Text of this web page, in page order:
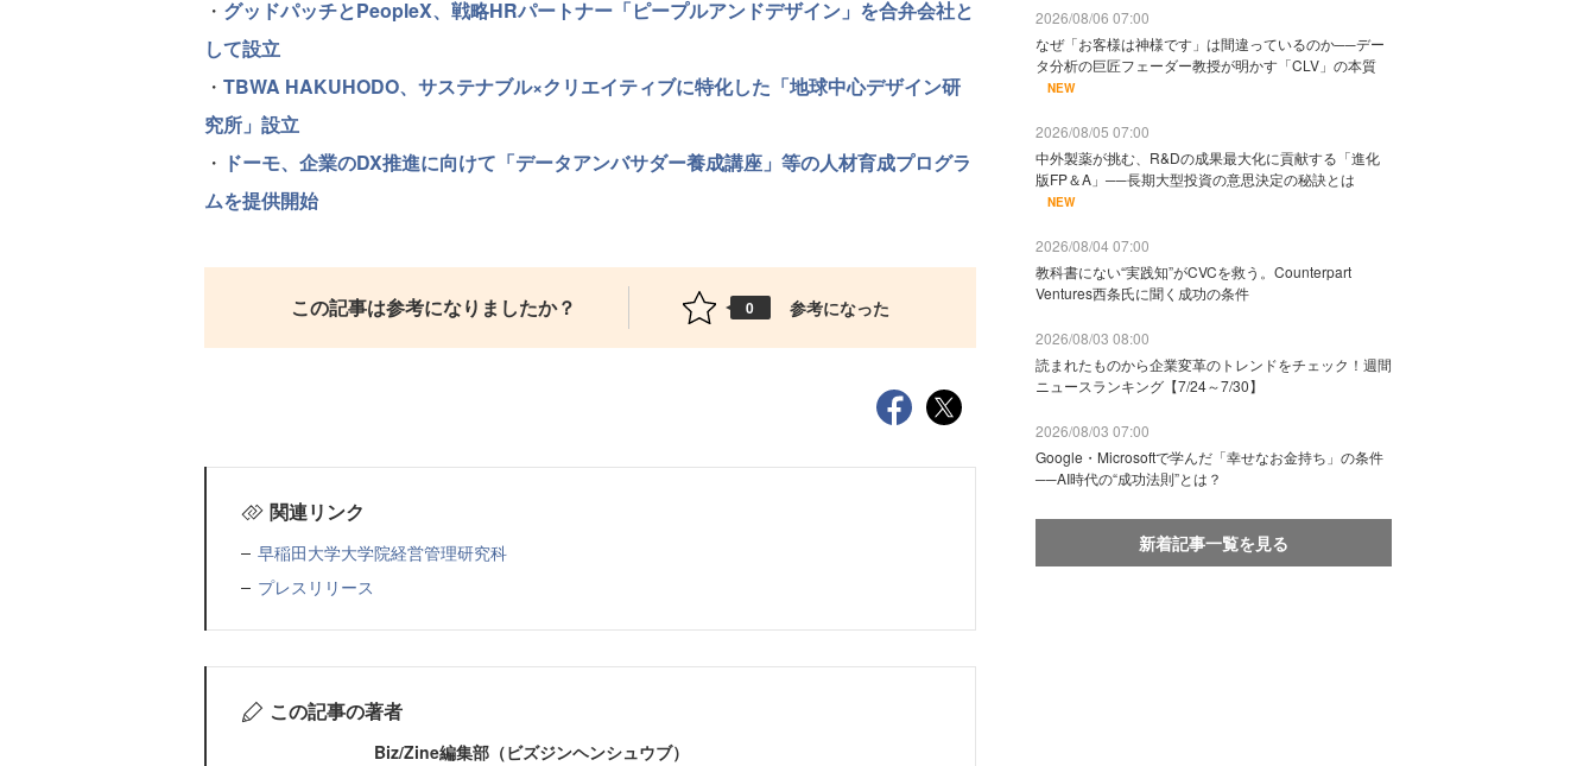
・ グッドパッチとPeopleX、戦略HRパートナー「ピープルアンドデザイン」を合弁会社と
して設立
・ TBWA HAKUHODO、サステナブル×クリエイティブに特化した「地球中心デザイン研
究所」設立
・ ドーモ、企業のDX推進に向けて「データアンバサダー養成講座」等の人材育成プログラ
ムを提供開始
この記事は参考になりましたか？ 0 参考になった
関連リンク
早稲田大学大学院経営管理研究科
プレスリリース
この記事の著者
Biz/Zine編集部（ビズジンヘンシュウブ）
2026/08/06 07:00
なぜ「お客様は神様です」は間違っているのか──デー
タ分析の巨匠フェーダー教授が明かす「CLV」の本質
NEW
2026/08/05 07:00
中外製薬が挑む、R&Dの成果最大化に貢献する「進化
版FP＆A」──長期大型投資の意思決定の秘訣とは
NEW
2026/08/04 07:00
教科書にない“実践知”がCVCを救う。Counterpart
Ventures西条氏に聞く成功の条件
2026/08/03 08:00
読まれたものから企業変革のトレンドをチェック！週間
ニュースランキング【7/24～7/30】
2026/08/03 07:00
Google・Microsoftで学んだ「幸せなお金持ち」の条件
──AI時代の“成功法則”とは？
新着記事一覧を見る